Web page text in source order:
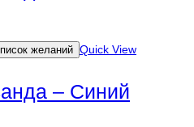
желаний Quick View
– Синий